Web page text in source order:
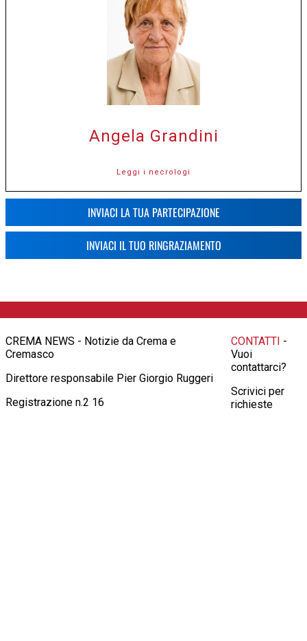
Angela Grandini
Leggi i necrologi
INVIACI LA TUA PARTECIPAZIONE
INVIACI IL TUO RINGRAZIAMENTO
CREMA NEWS - Notizie da Crema e
Cremasco
Direttore responsabile Pier Giorgio Ruggeri
Registrazione n.2 16
CONTATTI -
Vuoi
contattarci?
Scrivici per
richieste